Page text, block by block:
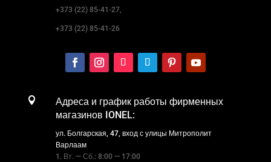
+373 (22) 85-41-27,
+373 (22) 85-41-26

Адреса и график работы фирменных
магазинов IONEL:
ул. Болгарская, 47, вход с улицы Митрополит
Варлаам
1. Вт. — Сб.: 8:00 — 17:00